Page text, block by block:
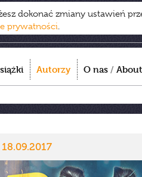
dokonać zmiany ustawień
prywatności.
Autorzy O nas /
18.09.2017